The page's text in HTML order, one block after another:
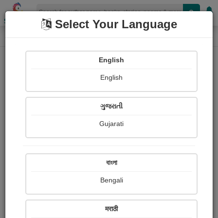
Shopizen
Home Photographs
Yuvrajsinh Jadav
Ratings
Share with your friends :
Select Your Language
English
English
ગુજરાતી
Gujarati
বাংলা
Bengali
मराठी